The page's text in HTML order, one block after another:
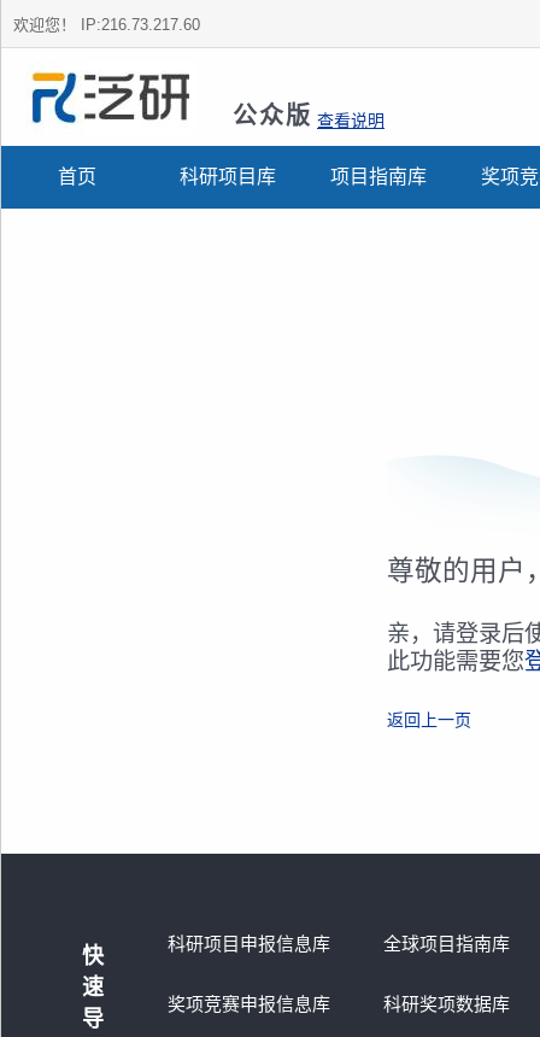
欢迎您！ IP:216.73.217.60
公众版 查看说明
首页 科研项目库 项目指南库 奖项
尊敬的用户
亲，请登录后
此功能需要您
返回上一页
快
速
导
科研项目申报信息库 全球项目指南库
奖项竞赛申报信息库 科研奖项数据库